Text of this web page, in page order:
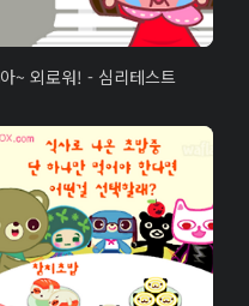
아~ 외로워! - 심리테스트